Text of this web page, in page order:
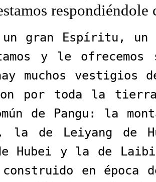
respondiéndole
un gran Espíritu, un
y le
muchos vestigios
por toda la
de Pangu: la
la de Leiyang de
Hubei y la de
construido en época